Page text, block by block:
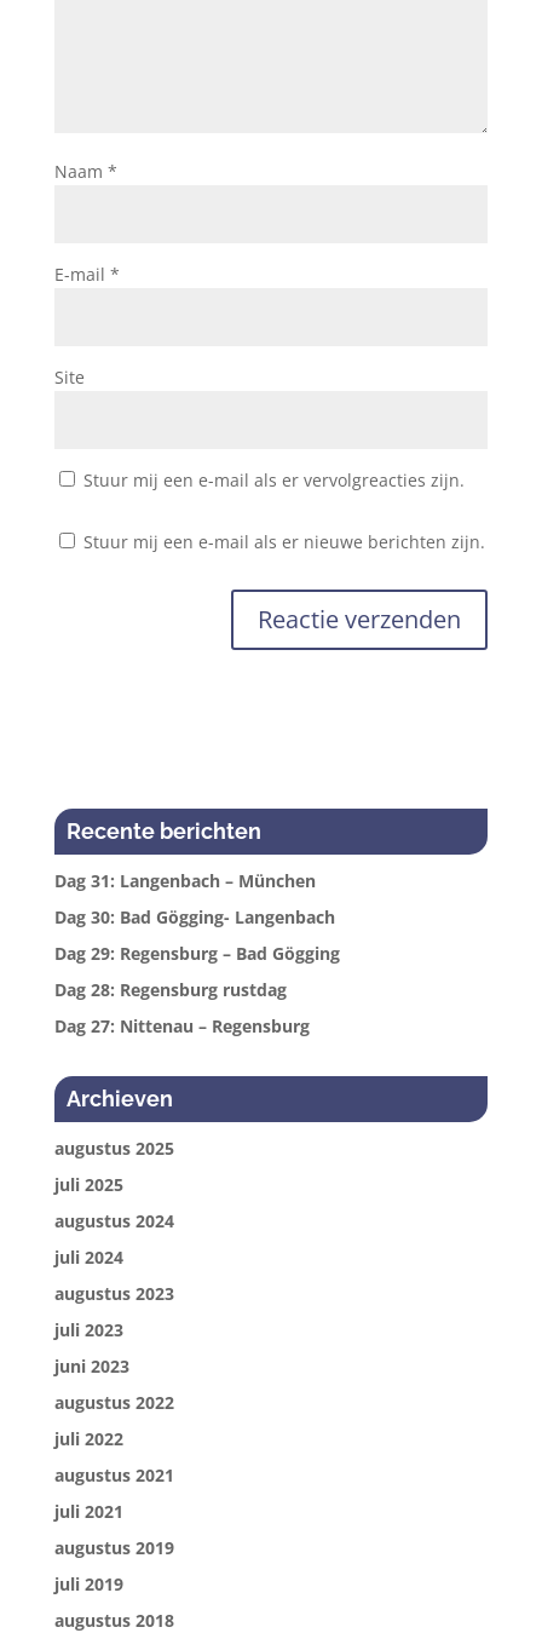
Naam *
E-mail *
Site
Stuur mij een e-mail als er vervolgreacties zijn.
Stuur mij een e-mail als er nieuwe berichten zijn.
Recente berichten
Dag 31: Langenbach – München
Dag 30: Bad Gögging- Langenbach
Dag 29: Regensburg – Bad Gögging
Dag 28: Regensburg rustdag
Dag 27: Nittenau – Regensburg
Archieven
augustus 2025
juli 2025
augustus 2024
juli 2024
augustus 2023
juli 2023
juni 2023
augustus 2022
juli 2022
augustus 2021
juli 2021
augustus 2019
juli 2019
augustus 2018